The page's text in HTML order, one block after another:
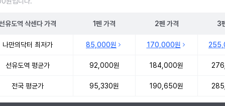
유도역 삭센다가격 1펜 가격 2펜 가격 3
나만의닥터 최저가 85,000원 170,000원
선유도역 평균가 92,000원 184,000원
전국 평균가 95,330원 190,650원